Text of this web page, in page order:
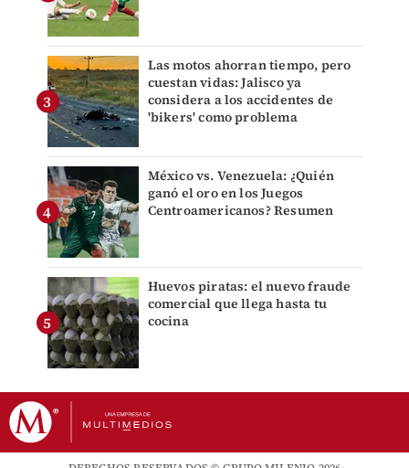
Las motos ahorran tiempo, pero
cuestan vidas: Jalisco ya
considera a los accidentes de
'bikers' como problema
México vs. Venezuela: ¿Quién
ganó el oro en los Juegos
Centroamericanos? Resumen
Huevos piratas: el nuevo fraude
comercial que llega hasta tu
cocina